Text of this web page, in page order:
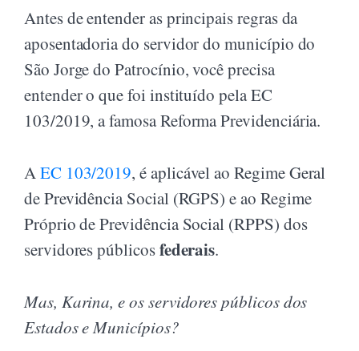
Antes de entender as principais regras da
aposentadoria do servidor do município do
São Jorge do Patrocínio, você precisa
entender o que foi instituído pela EC
103/2019, a famosa Reforma Previdenciária.
AEC 103/2019, é aplicável ao Regime Geral
de Previdência Social (RGPS) e ao Regime
Próprio de Previdência Social (RPPS) dos
servidores públicosfederais.
Mas, Karina, e os servidores públicos dos
Estados e Municípios?